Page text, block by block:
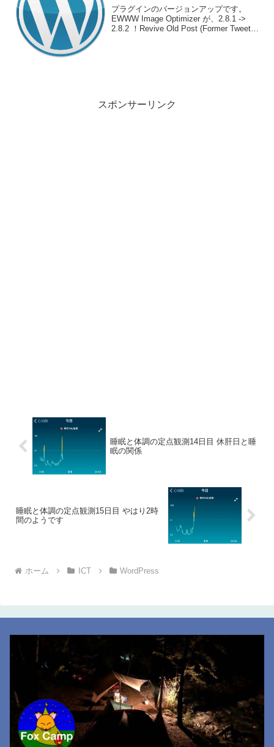
プラグインのバージョンアップです。
EWWW Image Optimizer が、2.8.1 ->
2.8.2 ！Revive Old Post (Former Tweet
スポンサーリンク
睡眠と体調の定点観測14日目 休肝日と睡
眠の関係
睡眠と体調の定点観測15日目 やはり2時
間のようです
ホーム ICT WordPress